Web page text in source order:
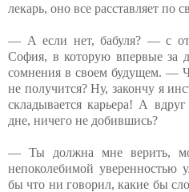
лекарь, оно все расставляет по
— А если нет, бабуля? — с
София, в которую впервые за
сомнения в своем будущем. —
не получится? Ну, закончу я
складывается карьера! А
дне, ничего не добившись?
— Ты должна мне верить,
непоколебимой уверенностью
бы что ни говорил, какие бы